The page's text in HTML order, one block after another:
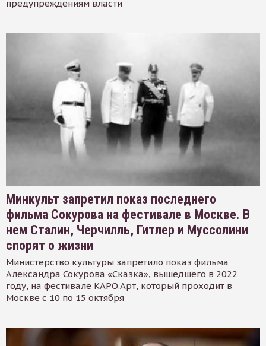
предупреждениям власти
Минкульт запретил показ последнего
фильма Сокурова на фестивале в Москве. В
нем Сталин, Черчилль, Гитлер и Муссолини
спорят о жизни
Министерство культуры запретило показ фильма
Александра Сокурова «Сказка», вышедшего в 2022
году, на фестивале КАРО.Арт, который проходит в
Москве с 10 по 15 октября